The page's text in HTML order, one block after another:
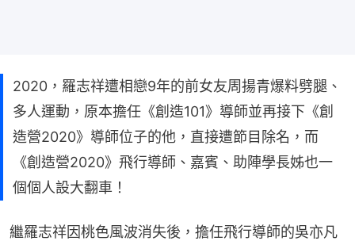
2020，羅志祥遭相戀9年的前女友周揚青爆料劈腿、
多人運動，原本擔任《創造101》導師並再接下《創
造營2020》導師位子的他，直接遭節目除名，而
《創造營2020》飛行導師、嘉賓、助陣學長姊也一
個個人設大翻車！
繼羅志祥因桃色風波消失後，擔任飛行導師的吳亦凡